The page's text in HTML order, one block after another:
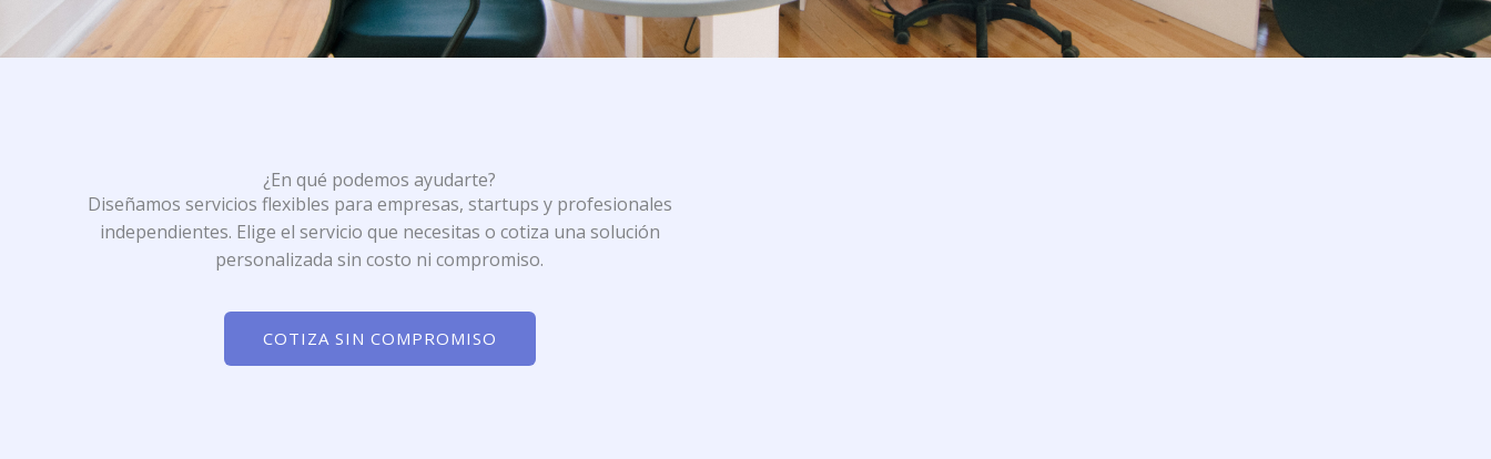
¿En qué podemos ayudarte?
Diseñamos servicios flexibles para empresas, startups y profesionales
independientes. Elige el servicio que necesitas o cotiza una solución
personalizada sin costo ni compromiso.
COTIZA SIN COMPROMISO